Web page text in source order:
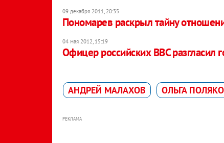
09 декабря 2011, 20:35
Пономарев раскрыл тайну
04 мая 2012, 15:19
Офицер российских ВВС разгласил
АНДРЕЙ МАЛАХОВ ОЛЬГА
РЕКЛАМА